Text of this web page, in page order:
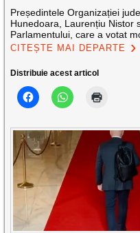
Președintele Organizației
Hunedoara, Laurențiu Nistor
Parlamentului, care a votat
CITEȘTE MAI DEPARTE
Distribuie acest articol